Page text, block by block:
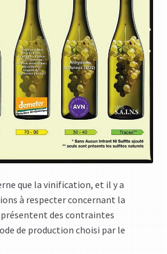
que la vinification, et il y a
à respecter concernant la
des contraintes
de production choisi par le